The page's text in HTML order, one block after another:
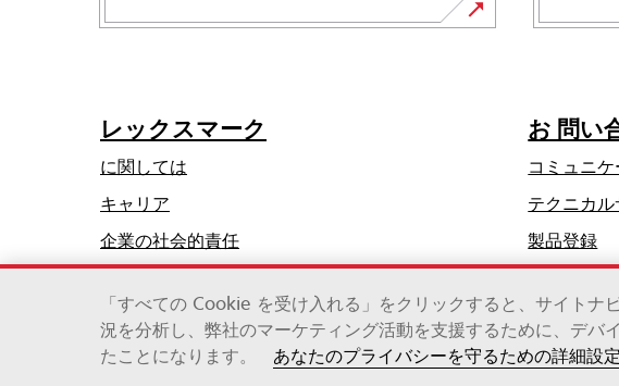
新
ブ
で
開
く
レックスマーク
に関しては
キャリア
企業の社会的責任新
し
い
ブ
で
お 問い
コミュニ
テクニカル
製品登録
レックスマーク・インターナショナル社（ゼロックスの子会社）
©2026無断複写・転載を禁じます。
「すべての Cookie を受け入れる」をクリックすると、サイトナ
況を分析し、弊社のマーケティング活動を支援するために、デバ
たことになります。
あなたのプライバシーを守るための詳細設定